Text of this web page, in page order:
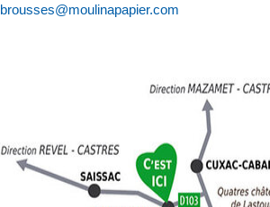
brousses@moulinapapier.com